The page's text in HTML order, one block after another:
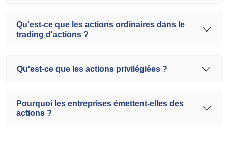
Qu'est-ce que les actions ordinaires dans le
trading d'actions ?
Qu'est-ce que les actions privilégiées ?
Pourquoi les entreprises émettent-elles des
actions ?